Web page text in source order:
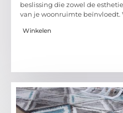
beslissing die zowel de
van je woonruimte beïnvloedt.
Winkelen